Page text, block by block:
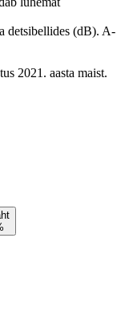
detsibellides (dB). A-
2021. aasta maist.